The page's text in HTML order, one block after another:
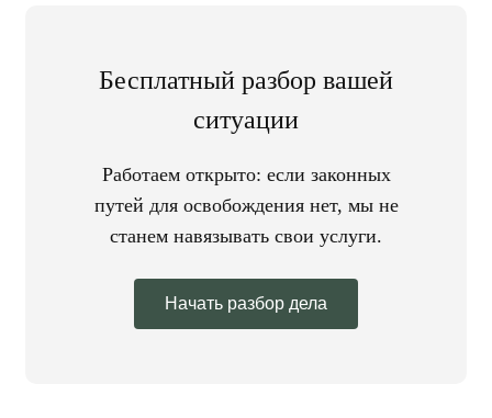
Бесплатный разбор вашей
ситуации
Работаем открыто: если законных
путей для освобождения нет, мы не
станем навязывать свои услуги.
Начать разбор дела